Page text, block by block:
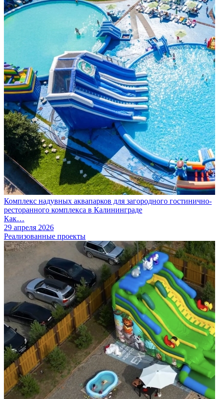
Комплекс надувных аквапарков для загородного гостинично-
ресторанного комплекса в Калининграде
Как…
29 апреля 2026
Реализованные проекты